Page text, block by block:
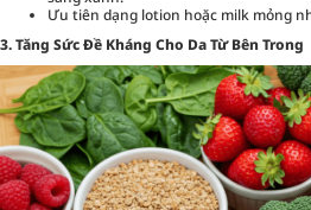
Ưu tiên dạng lotion hoặc milk mỏng
3. Tăng Sức Đề Kháng Cho Da Từ Bên Trong